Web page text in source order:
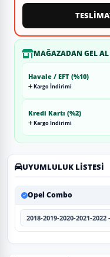
MAĞAZADAN GEL
Havale / EFT (%10)
Kargo İndirimi
Kredi Kartı (%2)
Kargo İndirimi
UYUMLULUK LISTESI
Opel Combo
2018-2019-2020-2021-